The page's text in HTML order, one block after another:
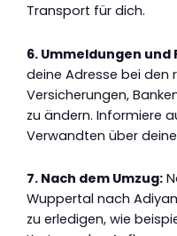
Transport für dich.
6. Ummeldungen
deine Adresse bei den
Versicherungen,
zu ändern. Informiere
Verwandten über
7. Nach dem Umzug:
Wuppertal nach
zu erledigen, wie